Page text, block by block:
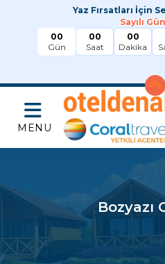
Yaz Fırsatları İçin
Sayılı
00
Gün
00
Saat
00
Dakika
MENU
Bozyazı